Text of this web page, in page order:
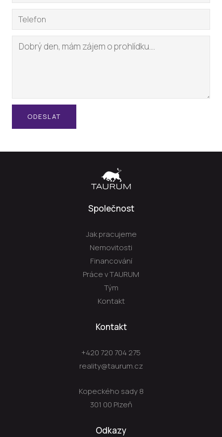
ODESLAT
Společnost
Jak pracujeme
Nemovitosti
Financování
Práce v TAURUM
Tým
Kontakt
Kontakt
+420 720 704 275
reality@taurum.cz
Kopeckého sady 8
301 00 Plzeň
Odkazy